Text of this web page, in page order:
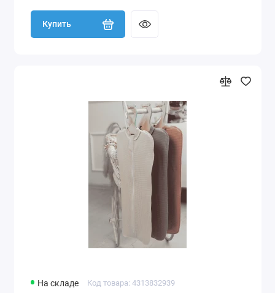
Купить
На складе Код товара: 4313832939